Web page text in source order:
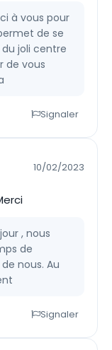
à vous pour
de se
joli centre
de vous
Signaler
10/02/2023
, nous
de
nous. Au
Signaler